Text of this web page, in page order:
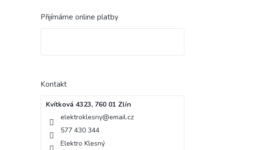
Přijímáme online platby
Kontakt
Kvítková 4323, 760 01 Zlín
elektroklesny@email.cz
577 430 344
Elektro Klesný